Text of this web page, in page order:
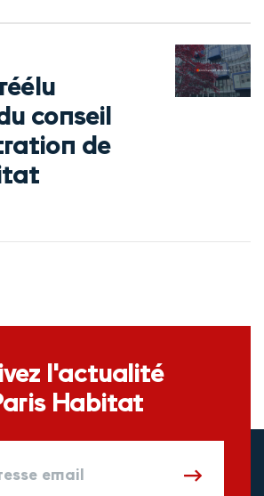
conseil
de
l'actualité
Habitat